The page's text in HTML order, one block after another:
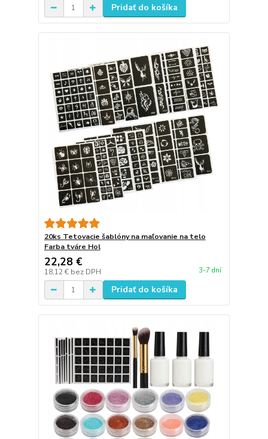
Pridať do košíka
20ks Tetovacie šablóny na maľovanie na telo
Farba tváre Hol
22,28 €
18,12 € bez DPH 3-7 dní
Pridať do košíka